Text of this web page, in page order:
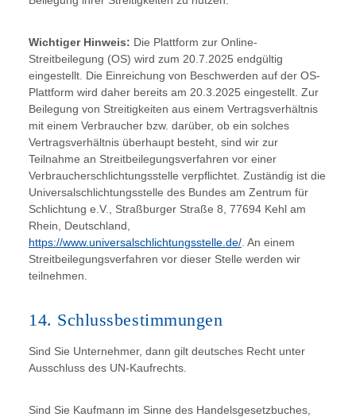
Wichtiger Hinweis: Die Plattform zur Online-
Streitbeilegung (OS) wird zum 20.7.2025 endgültig
eingestellt. Die Einreichung von Beschwerden auf der OS-
Plattform wird daher bereits am 20.3.2025 eingestellt. Zur
Beilegung von Streitigkeiten aus einem Vertragsverhältnis
mit einem Verbraucher bzw. darüber, ob ein solches
Vertragsverhältnis überhaupt besteht, sind wir zur
Teilnahme an Streitbeilegungsverfahren vor einer
Verbraucherschlichtungsstelle verpflichtet. Zuständig ist die
Universalschlichtungsstelle des Bundes am Zentrum für
Schlichtung e.V., Straßburger Straße 8, 77694 Kehl am
Rhein, Deutschland,
https://www.universalschlichtungsstelle.de/ . An einem
Streitbeilegungsverfahren vor dieser Stelle werden wir
teilnehmen.
14. Schlussbestimmungen
Sind Sie Unternehmer, dann gilt deutsches Recht unter
Ausschluss des UN-Kaufrechts.
Sind Sie Kaufmann im Sinne des Handelsgesetzbuches,